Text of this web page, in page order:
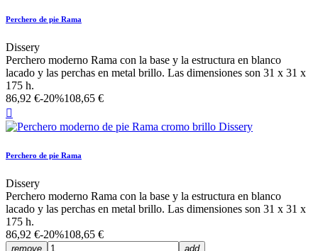
Perchero de pie Rama
Dissery
Perchero moderno Rama con la base y la estructura en blanco
lacado y las perchas en metal brillo. Las dimensiones son 31 x 31 x
175 h.
86,92 €-20%108,65 €

Perchero de pie Rama
Dissery
Perchero moderno Rama con la base y la estructura en blanco
lacado y las perchas en metal brillo. Las dimensiones son 31 x 31 x
175 h.
86,92 €-20%108,65 €
remove add